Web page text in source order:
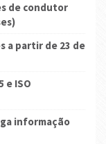
de condutor
a partir de 23 de
e ISO
informação